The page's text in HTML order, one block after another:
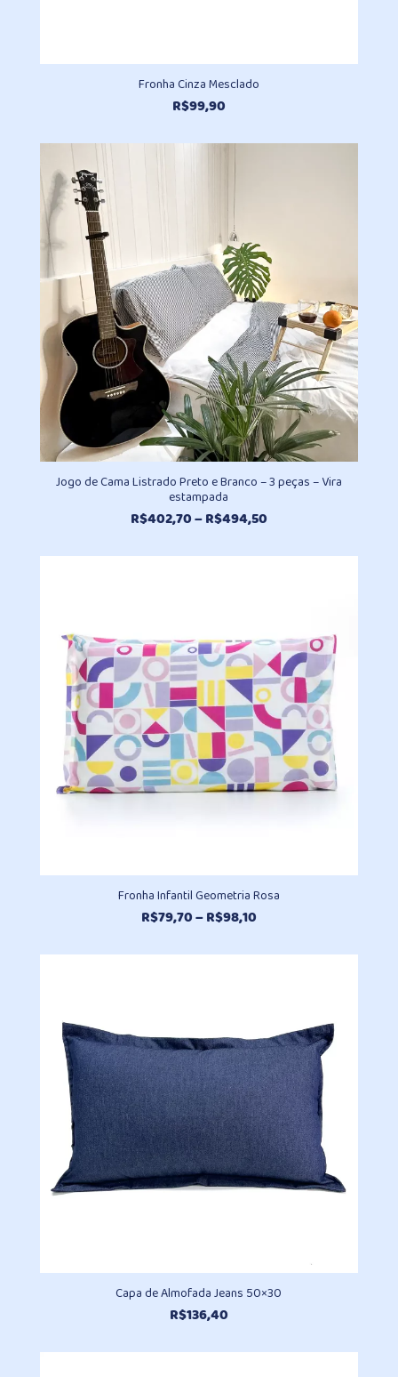
Fronha Cinza Mesclado
R$99,90
Jogo de Cama Listrado Preto e Branco – 3 peças – Vira
estampada
R$402,70–R$494,50Faixa
preço:
Fronha Infantil Geometria Rosa
R$79,70–R$98,10Faixa
preço:
Capa de Almofada Jeans 50×30
R$136,40